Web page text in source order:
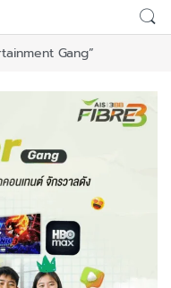
Gang”